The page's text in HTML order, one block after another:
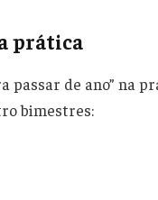
prática
de ano” na
bimestres: